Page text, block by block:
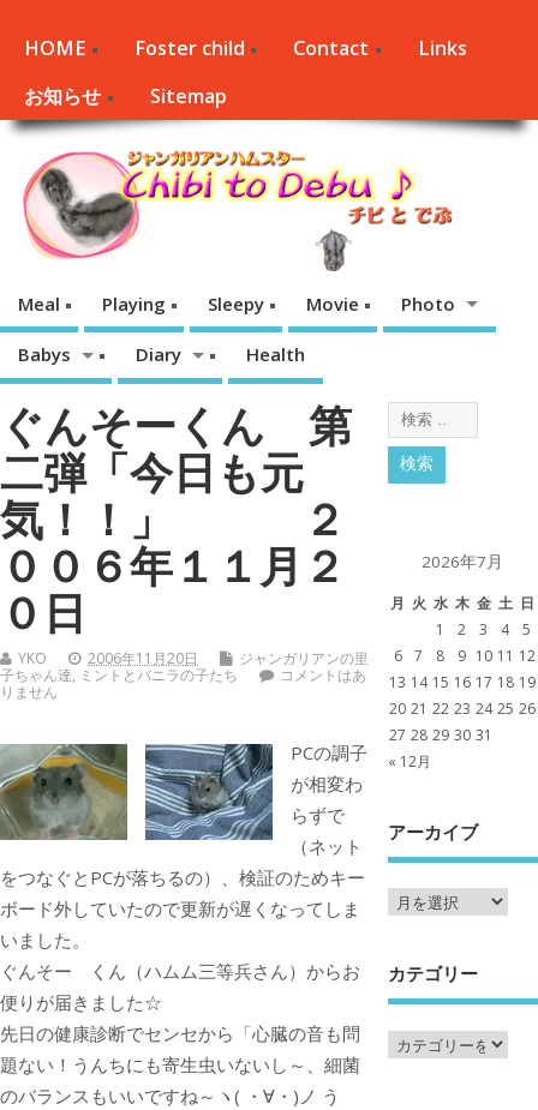
HOME Foster child Contact
Links
お知らせ
Sitemap
Meal Playing Sleepy Movie Photo
Babys Diary Health
ぐんそーくん 第
二弾「今日も元
気！！」 ２
００６年１１月２
０日
YKO 2006年11月20日
ジャンガリアンの里
子ちゃん達, ミントとバニラの子たち
コメントはあ
りません
PCの調子
が相変わ
らずで
（ネット
をつなぐとPCが落ちるの）、検証のためキー
ボード外していたので更新が遅くなってしま
いました。
ぐんそー くん（ハムム三等兵さん）からお
便りが届きました☆
先日の健康診断でセンセから「心臓の音も問
題ない！うんちにも寄生虫いないし～、細菌
のバランスもいいですね～ヽ( ・∀・)ノ う
2026年7月
月 火 水 木 金 土 日
1
2 3 4
5
6
7 8 9 10 11 12
13 14 15 16 17 18 19
20 21 22 23 24 25 26
27 28 29 30 31
« 12月
アーカイブ
カテゴリー